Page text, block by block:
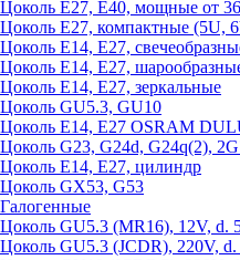
Цоколь Е27, Е40, мощные от
Цоколь Е27, компактные (5U,
Цоколь Е14, Е27,
Цоколь Е14, Е27,
Цоколь Е14, Е27, зеркальные
Цоколь GU5.3, GU10
Цоколь Е14, Е27 OSRAM
Цоколь G23, G24d, G24q(2),
Цоколь Е14, Е27, цилиндр
Цоколь GX53, G53
Галогенные
Цоколь GU5.3 (MR16), 12V, d.
Цоколь GU5.3 (JCDR), 220V,